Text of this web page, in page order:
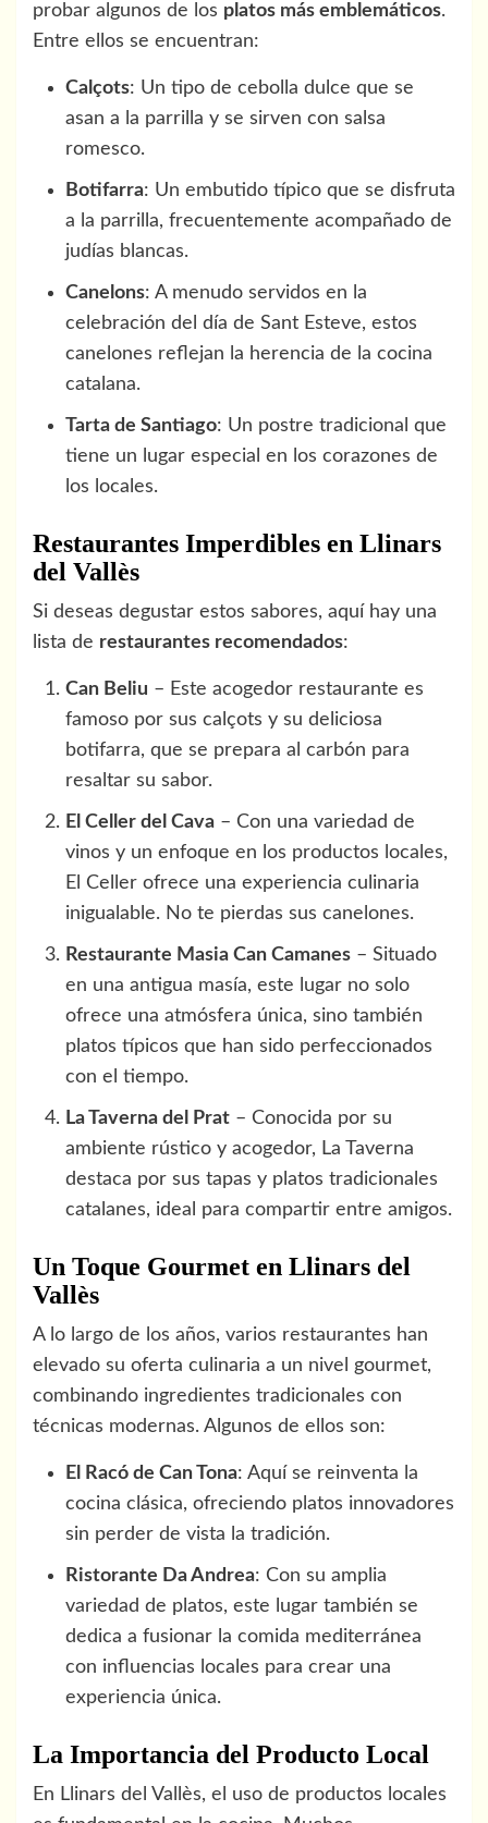
probar algunos de los platos más emblemáticos.
Entre ellos se encuentran:
Calçots: Un tipo de cebolla dulce que se
asan a la parrilla y se sirven con salsa
romesco.
Botifarra: Un embutido típico que se disfruta
a la parrilla, frecuentemente acompañado de
judías blancas.
Canelons: A menudo servidos en la
celebración del día de Sant Esteve, estos
canelones reflejan la herencia de la cocina
catalana.
Tarta de Santiago: Un postre tradicional que
tiene un lugar especial en los corazones de
los locales.
Restaurantes Imperdibles en Llinars
del Vallès
Si deseas degustar estos sabores, aquí hay una
lista de restaurantes recomendados:
Can Beliu – Este acogedor restaurante es
famoso por sus calçots y su deliciosa
botifarra, que se prepara al carbón para
resaltar su sabor.
El Celler del Cava – Con una variedad de
vinos y un enfoque en los productos locales,
El Celler ofrece una experiencia culinaria
inigualable. No te pierdas sus canelones.
Restaurante Masia Can Camanes – Situado
en una antigua masía, este lugar no solo
ofrece una atmósfera única, sino también
platos típicos que han sido perfeccionados
con el tiempo.
La Taverna del Prat – Conocida por su
ambiente rústico y acogedor, La Taverna
destaca por sus tapas y platos tradicionales
catalanes, ideal para compartir entre amigos.
Un Toque Gourmet en Llinars del
Vallès
A lo largo de los años, varios restaurantes han
elevado su oferta culinaria a un nivel gourmet,
combinando ingredientes tradicionales con
técnicas modernas. Algunos de ellos son:
El Racó de Can Tona: Aquí se reinventa la
cocina clásica, ofreciendo platos innovadores
sin perder de vista la tradición.
Ristorante Da Andrea: Con su amplia
variedad de platos, este lugar también se
dedica a fusionar la comida mediterránea
con influencias locales para crear una
experiencia única.
La Importancia del Producto Local
En Llinars del Vallès, el uso de productos locales